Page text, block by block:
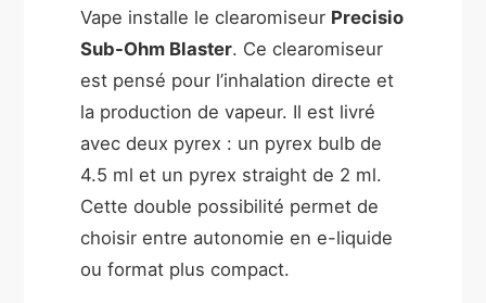
Vape installe le clearomiseur Precisio
Sub-Ohm Blaster. Ce clearomiseur
est pensé pour l’inhalation directe et
la production de vapeur. Il est livré
avec deux pyrex : un pyrex bulb de
4.5 ml et un pyrex straight de 2 ml.
Cette double possibilité permet de
choisir entre autonomie en e-liquide
ou format plus compact.